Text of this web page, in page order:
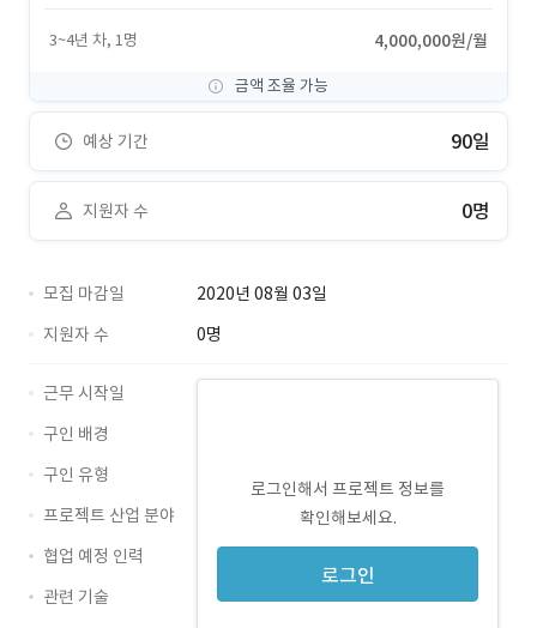
3~4년 차, 1명 4,000,000원/월
금액 조율 가능
예상 기간 90일
지원자 수 0명
모집 마감일
2020년 08월 03일
지원자 수
0명
로그인해서 프로젝트 정보를
확인해보세요.
로그인
근무 시작일
구인 배경
구인 유형
프로젝트 산업 분야
협업 예정 인력
관련 기술
JavaScript · 경력 무관